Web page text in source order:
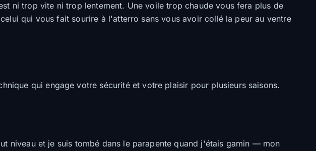
ni trop vite ni trop lentement. Une voile trop chaude vous fera plus de
qui vous fait sourire à l'atterro sans vous avoir collé la peur au ventre
qui engage votre sécurité et votre plaisir pour plusieurs saisons.
niveau et je suis tombé dans le parapente quand j'étais gamin — mon